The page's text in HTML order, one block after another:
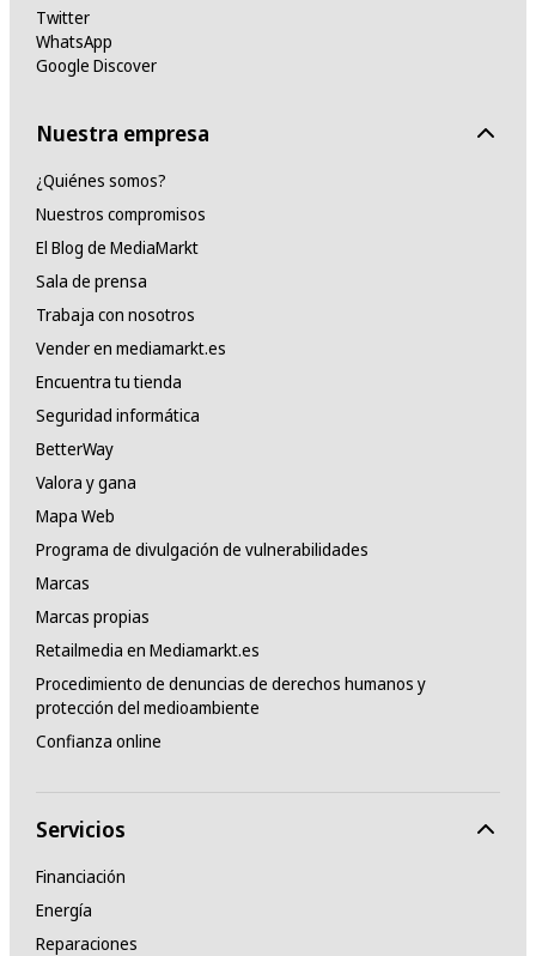
Twitter
WhatsApp
Google Discover
Nuestra empresa
¿Quiénes somos?
Nuestros compromisos
El Blog de MediaMarkt
Sala de prensa
Trabaja con nosotros
Vender en mediamarkt.es
Encuentra tu tienda
Seguridad informática
BetterWay
Valora y gana
Mapa Web
Programa de divulgación de vulnerabilidades
Marcas
Marcas propias
Retailmedia en Mediamarkt.es
Procedimiento de denuncias de derechos humanos y
protección del medioambiente
Confianza online
Servicios
Financiación
Energía
Reparaciones